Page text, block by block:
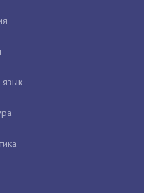
язык